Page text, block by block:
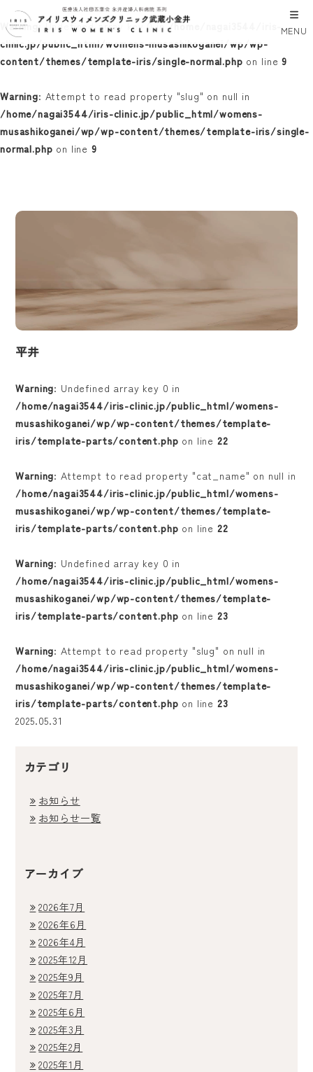
MENU
Warning: Undefined array key 0 in/home/nagai3544/iris-
clinic.jp/public_html/womens-musashikoganei/wp/wp-
content/themes/template-iris/single-normal.php on line9
Warning: Attempt to read property "slug" on null in
/home/nagai3544/iris-clinic.jp/public_html/womens-
musashikoganei/wp/wp-content/themes/template-iris/single-
normal.php on line 9
平井
Warning: Undefined array key 0 in
/home/nagai3544/iris-clinic.jp/public_html/womens-
musashikoganei/wp/wp-content/themes/template-
iris/template-parts/content.php on line22
Warning: Attempt to read property "cat_name" on null in
/home/nagai3544/iris-clinic.jp/public_html/womens-
musashikoganei/wp/wp-content/themes/template-
iris/template-parts/content.php on line22
Warning: Undefined array key 0 in
/home/nagai3544/iris-clinic.jp/public_html/womens-
musashikoganei/wp/wp-content/themes/template-
iris/template-parts/content.php on line23
Warning: Attempt to read property "slug" on null in
/home/nagai3544/iris-clinic.jp/public_html/womens-
musashikoganei/wp/wp-content/themes/template-
iris/template-parts/content.php on line23
2025.05.31
カテゴリ
お知らせ
お知らせ一覧
アーカイブ
2026年7月
2026年6月
2026年4月
2025年12月
2025年9月
2025年7月
2025年6月
2025年3月
2025年2月
2025年1月
医院紹介
診療案内
料金表
よくある質問